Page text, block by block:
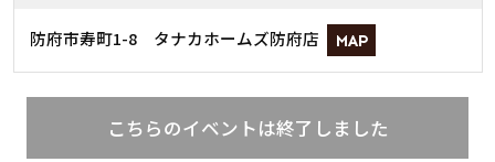
防府市寿町1-8 タナカホームズ防府店 MAP
こちらのイベントは終了しました